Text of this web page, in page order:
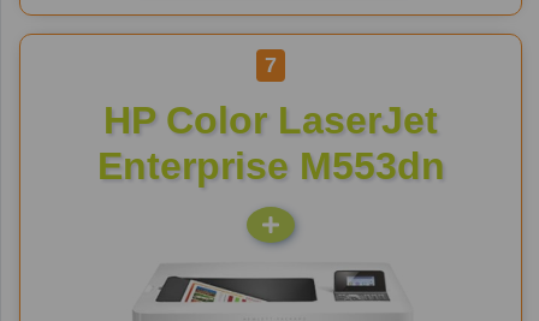
7
HP Color LaserJet
Enterprise M553dn